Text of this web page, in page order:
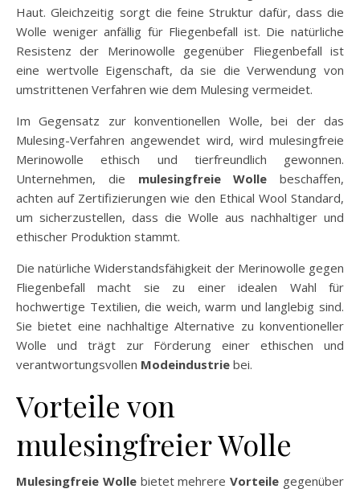
Haut. Gleichzeitig sorgt die feine Struktur dafür, dass die
Wolle weniger anfällig für Fliegenbefall ist. Die natürliche
Resistenz der Merinowolle gegenüber Fliegenbefall ist
eine wertvolle Eigenschaft, da sie die Verwendung von
umstrittenen Verfahren wie dem Mulesing vermeidet.
Im Gegensatz zur konventionellen Wolle, bei der das
Mulesing-Verfahren angewendet wird, wird mulesingfreie
Merinowolle ethisch und tierfreundlich gewonnen.
Unternehmen, die mulesingfreie Wolle beschaffen,
achten auf Zertifizierungen wie den Ethical Wool Standard,
um sicherzustellen, dass die Wolle aus nachhaltiger und
ethischer Produktion stammt.
Die natürliche Widerstandsfähigkeit der Merinowolle gegen
Fliegenbefall macht sie zu einer idealen Wahl für
hochwertige Textilien, die weich, warm und langlebig sind.
Sie bietet eine nachhaltige Alternative zu konventioneller
Wolle und trägt zur Förderung einer ethischen und
verantwortungsvollen Modeindustrie bei.
Vorteile von
mulesingfreier Wolle
Mulesingfreie Wollebietet mehrereVorteile gegenüber